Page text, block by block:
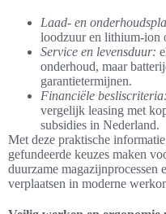
Laad- en
loodzuur en lithium-ion
Service en levensduur:
onderhoud, maar
garantietermijnen.
Financiële besliscriteria:
vergelijk leasing met
subsidies in Nederland.
Met deze praktische
gefundeerde keuzes maken
duurzame magazijnprocessen
verplaatsen in moderne